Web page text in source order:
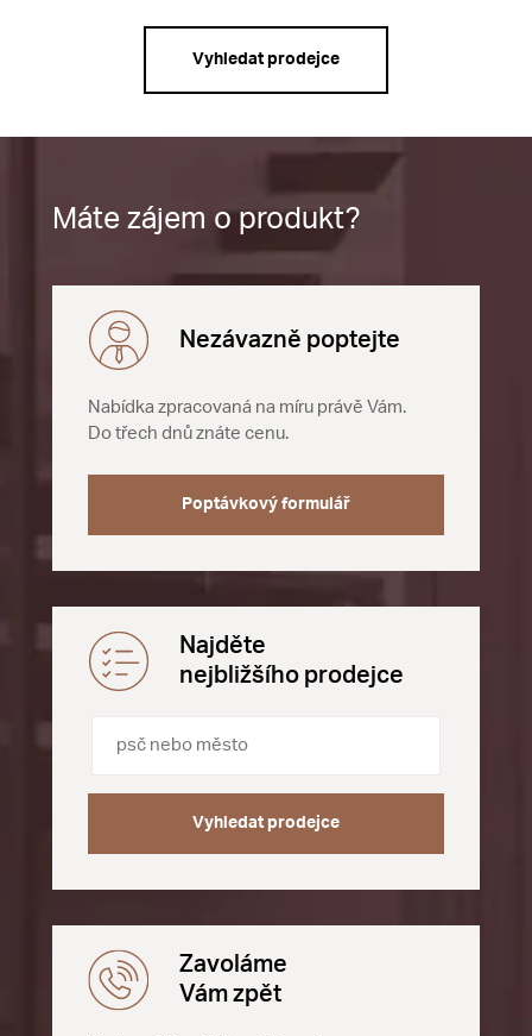
Vyhledat prodejce
Máte zájem o produkt?
Nezávazně poptejte
Nabídka zpracovaná na míru právě Vám.
Do třech dnů znáte cenu.
Poptávkový formulář
Najděte
nejbližšího prodejce
Vyhledat prodejce
Zavoláme
Vám zpět